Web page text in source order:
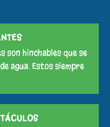
son hinchables que se
agua. Estos siempre